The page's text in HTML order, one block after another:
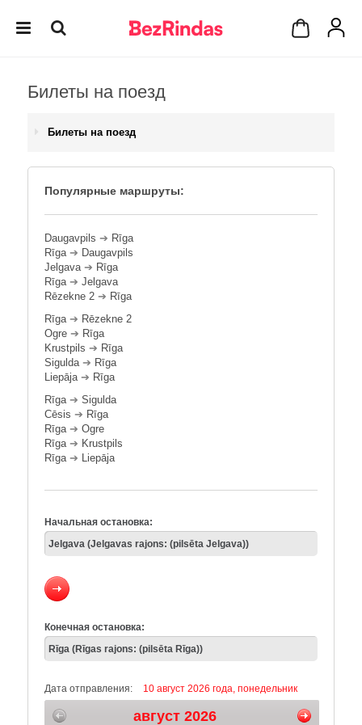
Билеты на поезд
Билеты на поезд
Популярные маршруты:
Daugavpils ➔ Rīga
Rīga➔ Daugavpils
Jelgava➔ Rīga
Rīga➔ Jelgava
Rēzekne 2 ➔ Rīga
Rīga➔ Rēzekne 2
Ogre ➔ Rīga
Krustpils ➔ Rīga
Sigulda➔ Rīga
Liepāja➔ Rīga
Rīga➔ Sigulda
Cēsis ➔ Rīga
Rīga➔ Ogre
Rīga➔ Krustpils
Rīga➔ Liepāja
Начальная остановка:
Конечная остановка:
Дата отправления: 10 август 2026 года, понедельник
август 2026